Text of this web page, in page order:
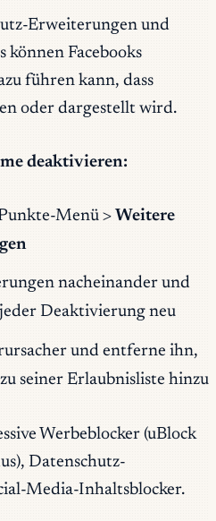
Erweiterungen und
können Facebooks
führen kann, dass
oder dargestellt wird.
deaktivieren:
Menü > Weitere
nacheinander und
Deaktivierung neu
und entferne ihn,
seiner Erlaubnisliste hinzu
Werbeblocker (uBlock
Datenschutz-
Media-Inhaltsblocker.